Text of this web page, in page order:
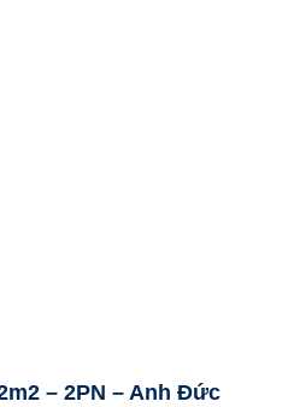
– 2PN – Anh Đức